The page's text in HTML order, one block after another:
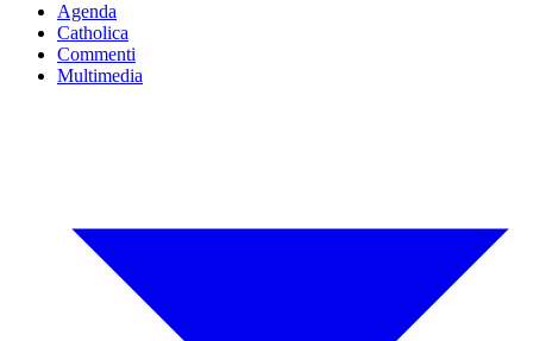
Agenda
Catholica
Commenti
Multimedia